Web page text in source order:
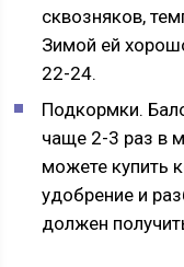
сквозняков,
Зимой ей
22-24.
Подкормки.
чаще 2-3 раз в
можете купить
удобрение и
должен